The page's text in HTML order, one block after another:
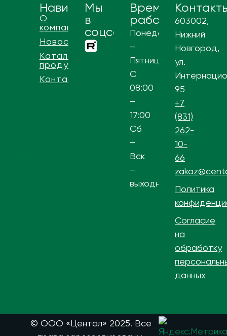
Навигация
О
компании
Новости
Каталог
продукции
Контакты
Мы
в
соцсетях
Время
работы
Понедельник
–
Пятница
С
08:00
–
17:00
Сб
–
Вск
–
выходной
603002,
Нижний
Новгород,
ул.
95
+7
(831)
262-
10-
66
Политика
Согласие
на
обработку
данных
© ООО «Центал» 2025. Все